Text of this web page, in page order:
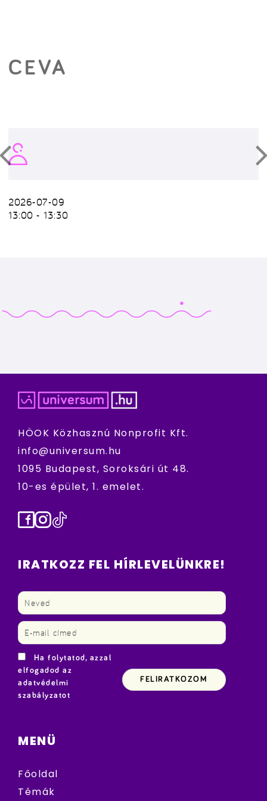
CEVA
2026-07-09
13:00 - 13:30
HÖOK Közhasznú Nonprofit Kft.
info@universum.hu
1095 Budapest, Soroksári út 48.
10-es épület, 1. emelet.
Facebook
Instagram
TikTok
IRATKOZZ FEL HÍRLEVELÜNKRE!
Ha folytatod, azzal
elfogadod az
adatvédelmi
szabályzatot
MENÜ
Főoldal
Témák